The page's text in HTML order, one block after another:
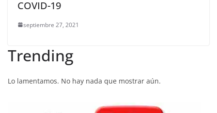
COVID-19
septiembre 27, 2021
Trending
Lo lamentamos. No hay nada que mostrar aún.